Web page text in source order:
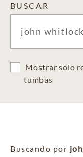
BUSCAR
Mostrar solo
tumbas
Buscando por